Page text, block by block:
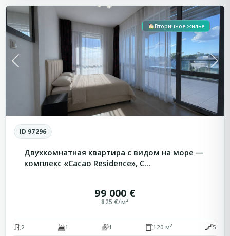
Previous Next
Вторичное жилье
ID 97296
Двухкомнатная квартира с видом на море —
комплекс «Cacao Residence», С...
99 000 €
825 €/м²
2 1 1 120 м2 5